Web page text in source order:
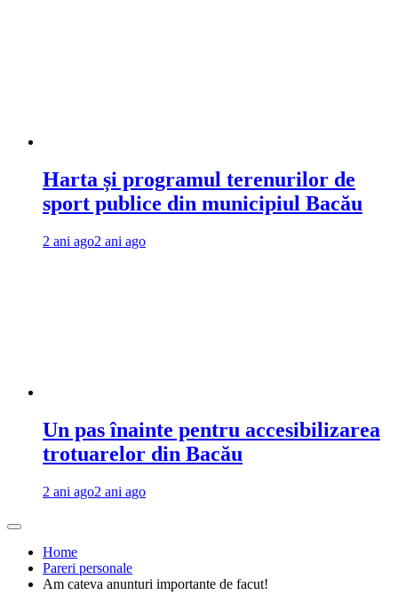
Harta și programul terenurilor de
sport publice din municipiul Bacău
2 ani ago2 ani ago
Un pas înainte pentru accesibilizarea
trotuarelor din Bacău
2 ani ago2 ani ago
Home
Pareri personale
Am cateva anunturi importante de facut!